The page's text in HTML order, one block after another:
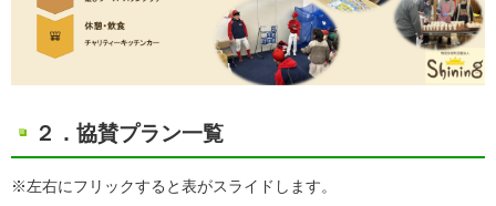
２．協賛プラン一覧
※左右にフリックすると表がスライドします。